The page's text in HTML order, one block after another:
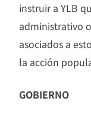
instruir a YLB
administrativo
asociados a
la acción
GOBIERNO